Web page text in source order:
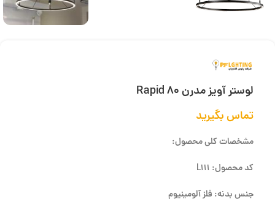
لوستر آویز مدرن Rapid 80
تماس بگیرید
مشخصات کلی محصول:
کد محصول: L111
جنس بدنه: فلز آلومینیوم